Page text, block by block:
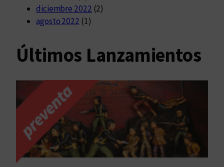
diciembre 2022 (2)
agosto 2022 (1)
Últimos Lanzamientos